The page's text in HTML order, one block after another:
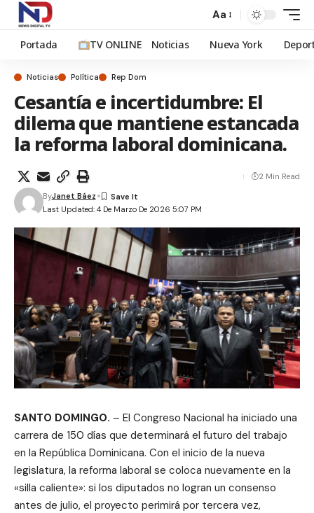
Aa
Portada TV ONLINE Noticias Nueva York
Noticias Política Rep Dom
Cesantía e incertidumbre: El
dilema que mantiene estancada
la reforma laboral dominicana.
Last Updated: 4 De Marzo De 2026 5:07 PM
ByJanet Báez
2 Min Read
SANTO DOMINGO. – El Congreso Nacional ha iniciado una
carrera de 150 días que determinará el futuro del trabajo
en la República Dominicana. Con el inicio de la nueva
legislatura, la reforma laboral se coloca nuevamente en la
«silla caliente»: si los diputados no logran un consenso
antes de julio, el proyecto perimirá por tercera vez,